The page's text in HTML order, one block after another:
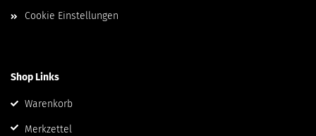
Cookie Einstellungen
Shop Links
Warenkorb
Merkzettel